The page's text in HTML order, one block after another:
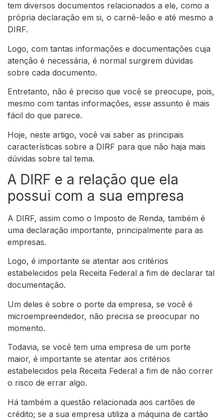
tem diversos documentos relacionados a ele, como a
própria declaração em si, o carnê-leão e até mesmo a
DIRF.
Logo, com tantas informações e documentações cuja
atenção é necessária, é normal surgirem dúvidas
sobre cada documento.
Entretanto, não é preciso que você se preocupe, pois,
mesmo com tantas informações, esse assunto é mais
fácil do que parece.
Hoje, neste artigo, você vai saber as principais
características sobre a DIRF para que não haja mais
dúvidas sobre tal tema.
A DIRF e a relação que ela
possui com a sua empresa
A DIRF, assim como o Imposto de Renda, também é
uma declaração importante, principalmente para as
empresas.
Logo, é importante se atentar aos critérios
estabelecidos pela Receita Federal a fim de declarar tal
documentação.
Um deles é sobre o porte da empresa, se você é
microempreendedor, não precisa se preocupar no
momento.
Todavia, se você tem uma empresa de um porte
maior, é importante se atentar aos critérios
estabelecidos pela Receita Federal a fim de não correr
o risco de errar algo.
Há também a questão relacionada aos cartões de
crédito; se a sua empresa utiliza a máquina de cartão